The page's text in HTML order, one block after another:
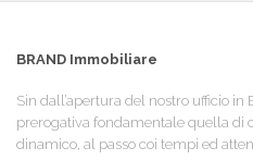
BRAND Immobiliare
Sin dall’apertura del nostro ufficio
prerogativa fondamentale quella di
dinamico, al passo coi tempi ed